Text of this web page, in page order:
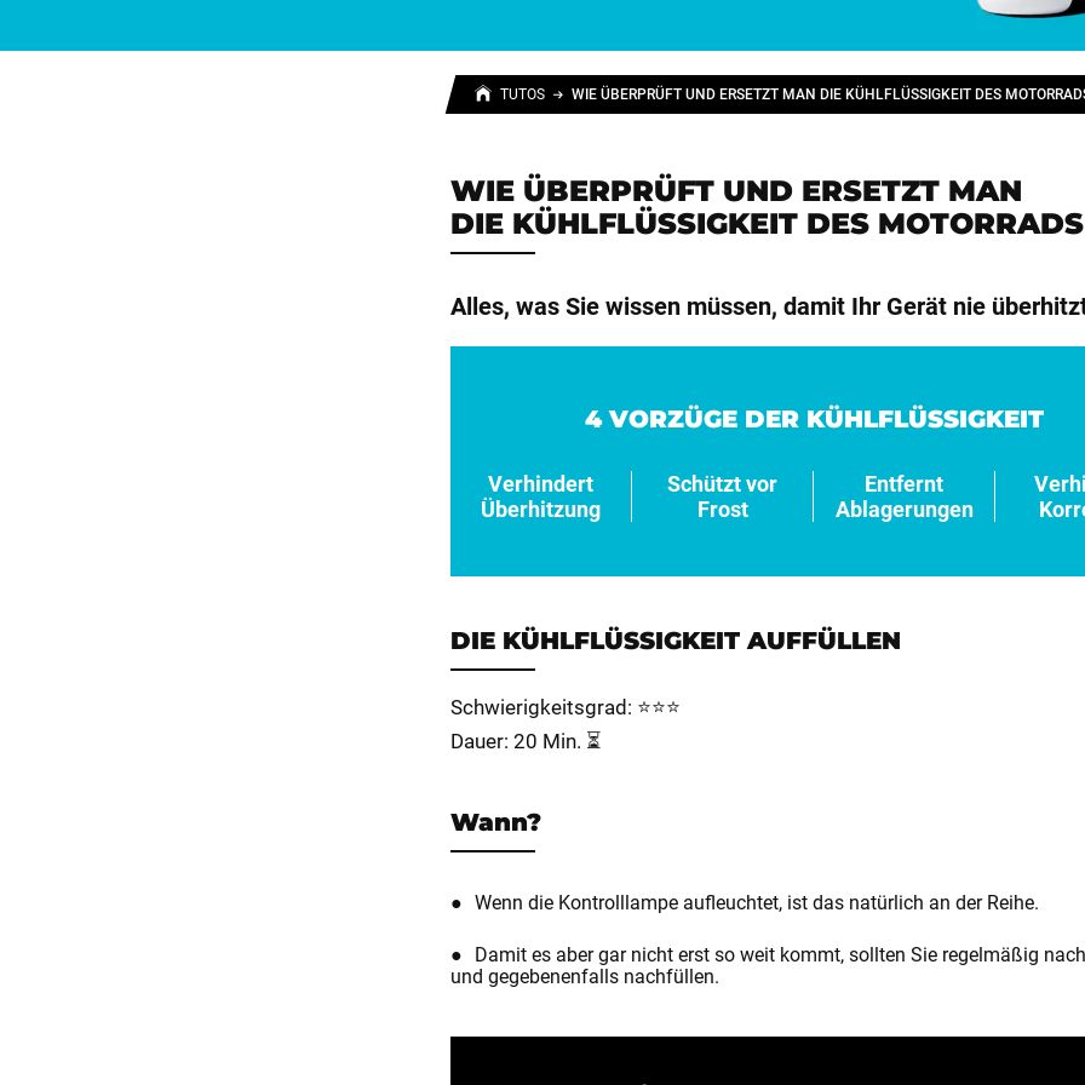
TUTOS WIE ÜBERPRÜFT UND ERSETZT MAN DIE KÜHLFLÜSSIGKEIT DES
WIE ÜBERPRÜFT UND ERSETZT MAN
DIE KÜHLFLÜSSIGKEIT DES MOTORRADS
Alles, was Sie wissen müssen, damit Ihr Gerät nie
4 VORZÜGE DER KÜHLFLÜSSIGKEIT
Verhindert
Überhitzung
Schützt vor
Frost
Entfernt
Ablagerungen
DIE KÜHLFLÜSSIGKEIT AUFFÜLLEN
Schwierigkeitsgrad: ⭐⭐⭐
Dauer: 20 Min. ⏳
Wann?
Wenn die Kontrolllampe aufleuchtet, ist das natürlich an der Reihe.
Damit es aber gar nicht erst so weit kommt, sollten Sie regelmäßig
und gegebenenfalls nachfüllen.